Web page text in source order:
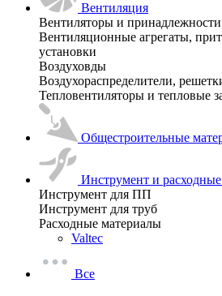
Вентиляция
Вентиляторы и принадлежности
Вентиляционные агрегаты,
установки
Воздуховды
Воздухораспределители,
Тепловентиляторы и тепловые
Общестроительные
Инструмент и
Инструмент для ПП
Инструмент для труб
Расходные материалы
Valtec
Все